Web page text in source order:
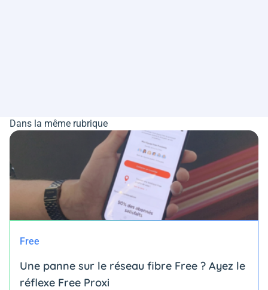
Dans la même rubrique
Free
Une panne sur le réseau fibre Free ? Ayez le
réflexe Free Proxi